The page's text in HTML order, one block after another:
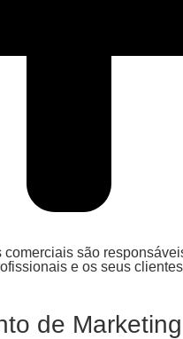
comerciais são
e os seus
de Marketing